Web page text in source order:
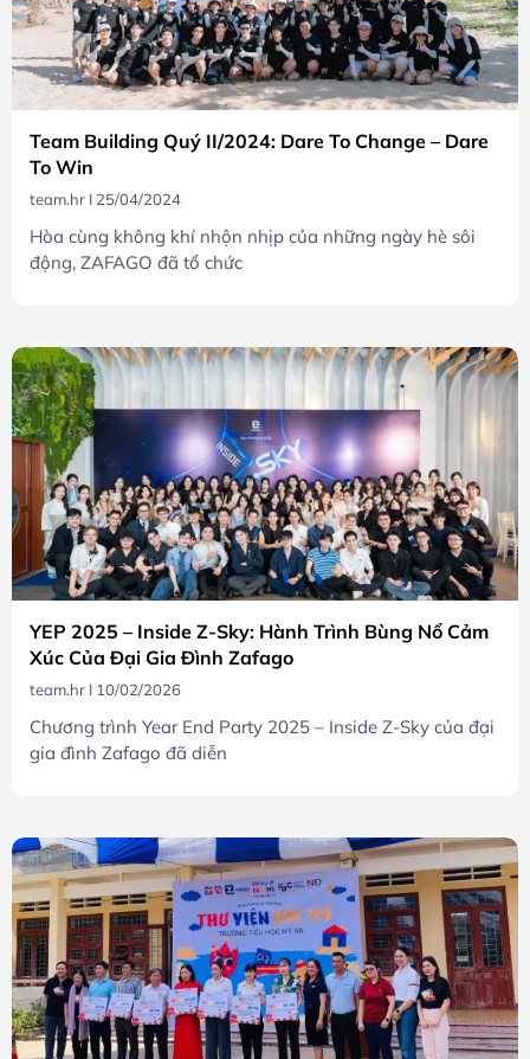
Team Building Quý II/2024: Dare To Change – Dare
To Win
team.hr 25/04/2024
Hòa cùng không khí nhộn nhịp của những ngày hè sôi
động, ZAFAGO đã tổ chức
YEP 2025 – Inside Z-Sky: Hành Trình Bùng Nổ Cảm
Xúc Của Đại Gia Đình Zafago
team.hr 10/02/2026
Chương trình Year End Party 2025 – Inside Z-Sky của đại
gia đình Zafago đã diễn